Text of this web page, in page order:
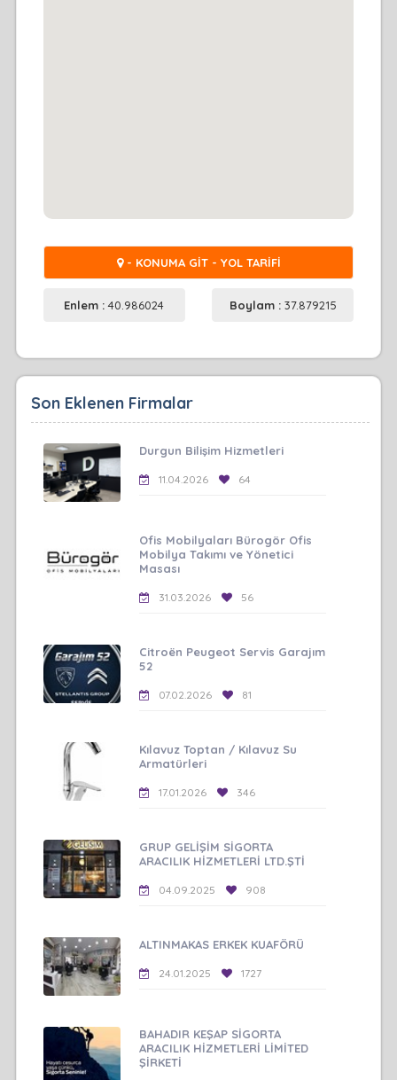
- KONUMA GİT - YOL TARİFİ
Enlem :40.986024 Boylam : 37.879215
Son Eklenen Firmalar
Durgun Bilişim Hizmetleri
11.04.2026 64
Ofis Mobilyaları Bürogör Ofis
Mobilya Takımı ve Yönetici
Masası
31.03.2026 56
Citroën Peugeot Servis Garajım
52
07.02.2026 81
Kılavuz Toptan / Kılavuz Su
Armatürleri
17.01.2026 346
GRUP GELİŞİM SİGORTA
ARACILIK HİZMETLERİ LTD.ŞTİ
04.09.2025 908
ALTINMAKAS ERKEK KUAFÖRÜ
24.01.2025 1727
BAHADIR KEŞAP SİGORTA
ARACILIK HİZMETLERİ LİMİTED
ŞİRKETİ